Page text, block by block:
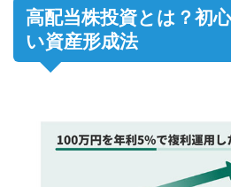
高配当株投資とは？初
い資産形成法